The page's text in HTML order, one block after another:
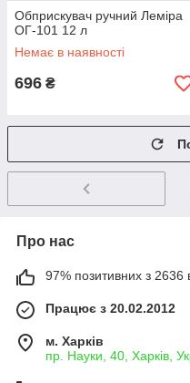
Обприскувач ручний Леміра
ОГ-101 12 л
Немає в наявності
696 ₴
Про нас
97% позитивних з 2636
Працює з 20.02.2012
м. Харків
пр. Науки, 40, Харків,